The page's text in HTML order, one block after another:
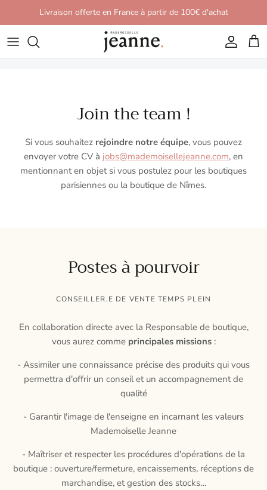
Aller au contenuLivraison offerte en France à partir de 100€ d'achat
Compte
Join the team !
Si vous souhaitez rejoindre notre équipe, vous pouvez
envoyer votre CV à jobs@mademoisellejeanne.com, en
mentionnant en objet si vous postulez pour les boutiques
parisiennes ou la boutique de Nîmes.
Postes à pourvoir
CONSEILLER.E DE VENTE TEMPS PLEIN
En collaboration directe avec la Responsable de boutique,
vous aurez comme principales missions:
- Assimiler une connaissance précise des produits qui vous
permettra d'offrir un conseil et un accompagnement de
qualité
- Garantir l'image de l'enseigne en incarnant les valeurs
Mademoiselle Jeanne
- Maîtriser et respecter les procédures d'opérations de la
boutique : ouverture/fermeture, encaissements, réceptions de
marchandise, et gestion des stocks…